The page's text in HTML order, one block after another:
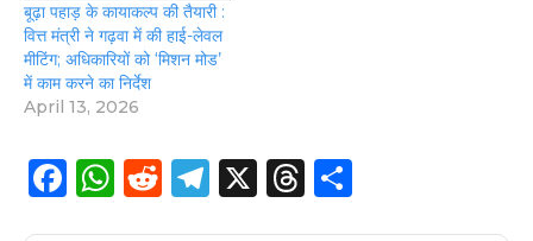
बूढ़ा पहाड़ के कायाकल्प की तैयारी :
वित्त मंत्री ने गढ़वा में की हाई-लेवल
मीटिंग; अधिकारियों को ‘मिशन मोड’
में काम करने का निर्देश
April 13, 2026
F
W R
T
X
T